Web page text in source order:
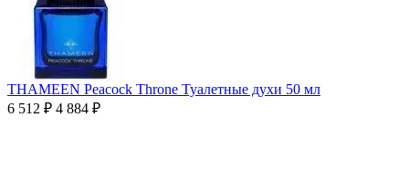
THAMEEN Peacock Throne Туалетные духи 50 мл
6 512 ₽ 4 884 ₽